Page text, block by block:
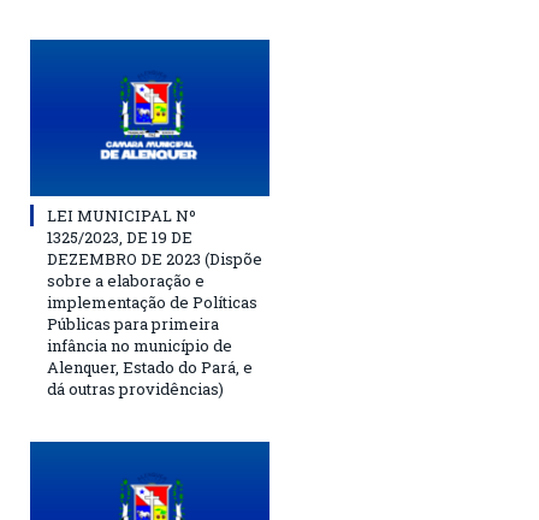
LEI MUNICIPAL Nº
1325/2023, DE 19 DE
DEZEMBRO DE 2023 (Dispõe
sobre a elaboração e
implementação de Políticas
Públicas para primeira
infância no município de
Alenquer, Estado do Pará, e
dá outras providências)